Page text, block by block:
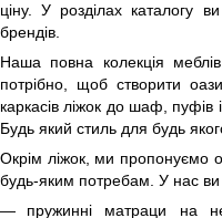
ціну. У розділах каталогу
брендів.
Наша повна колекція
потрібно, щоб створити
каркасів ліжок до шаф, пуфів
Будь який стиль для будь
Окрім ліжок, ми пропонуємо
будь-яким потребам. У нас ви
пружинні матраци на